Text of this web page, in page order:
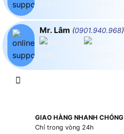
Mr. Lâm (0901.940.968)
GIAO HÀNG NHANH CHÓNG
Chỉ trong vòng 24h